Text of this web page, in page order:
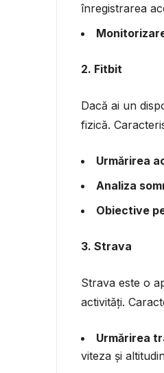
înregistrarea
2. Fitbit
Dacă ai un
fizică.
Urmărirea
Analiza
Obiective
3. Strava
Strava este o
activități.
Urmărirea
viteza și